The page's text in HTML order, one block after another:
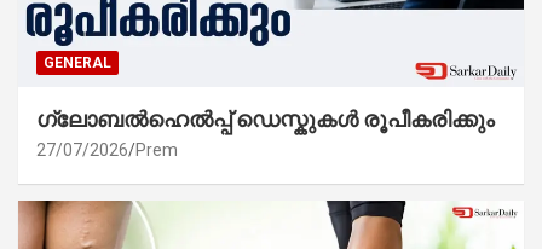
GENERAL
ഗ്ലോബൽഹെൽപ്പ് ഡെസ്കുകൾ രൂപീകരിക്കും
27/07/2026 Prem